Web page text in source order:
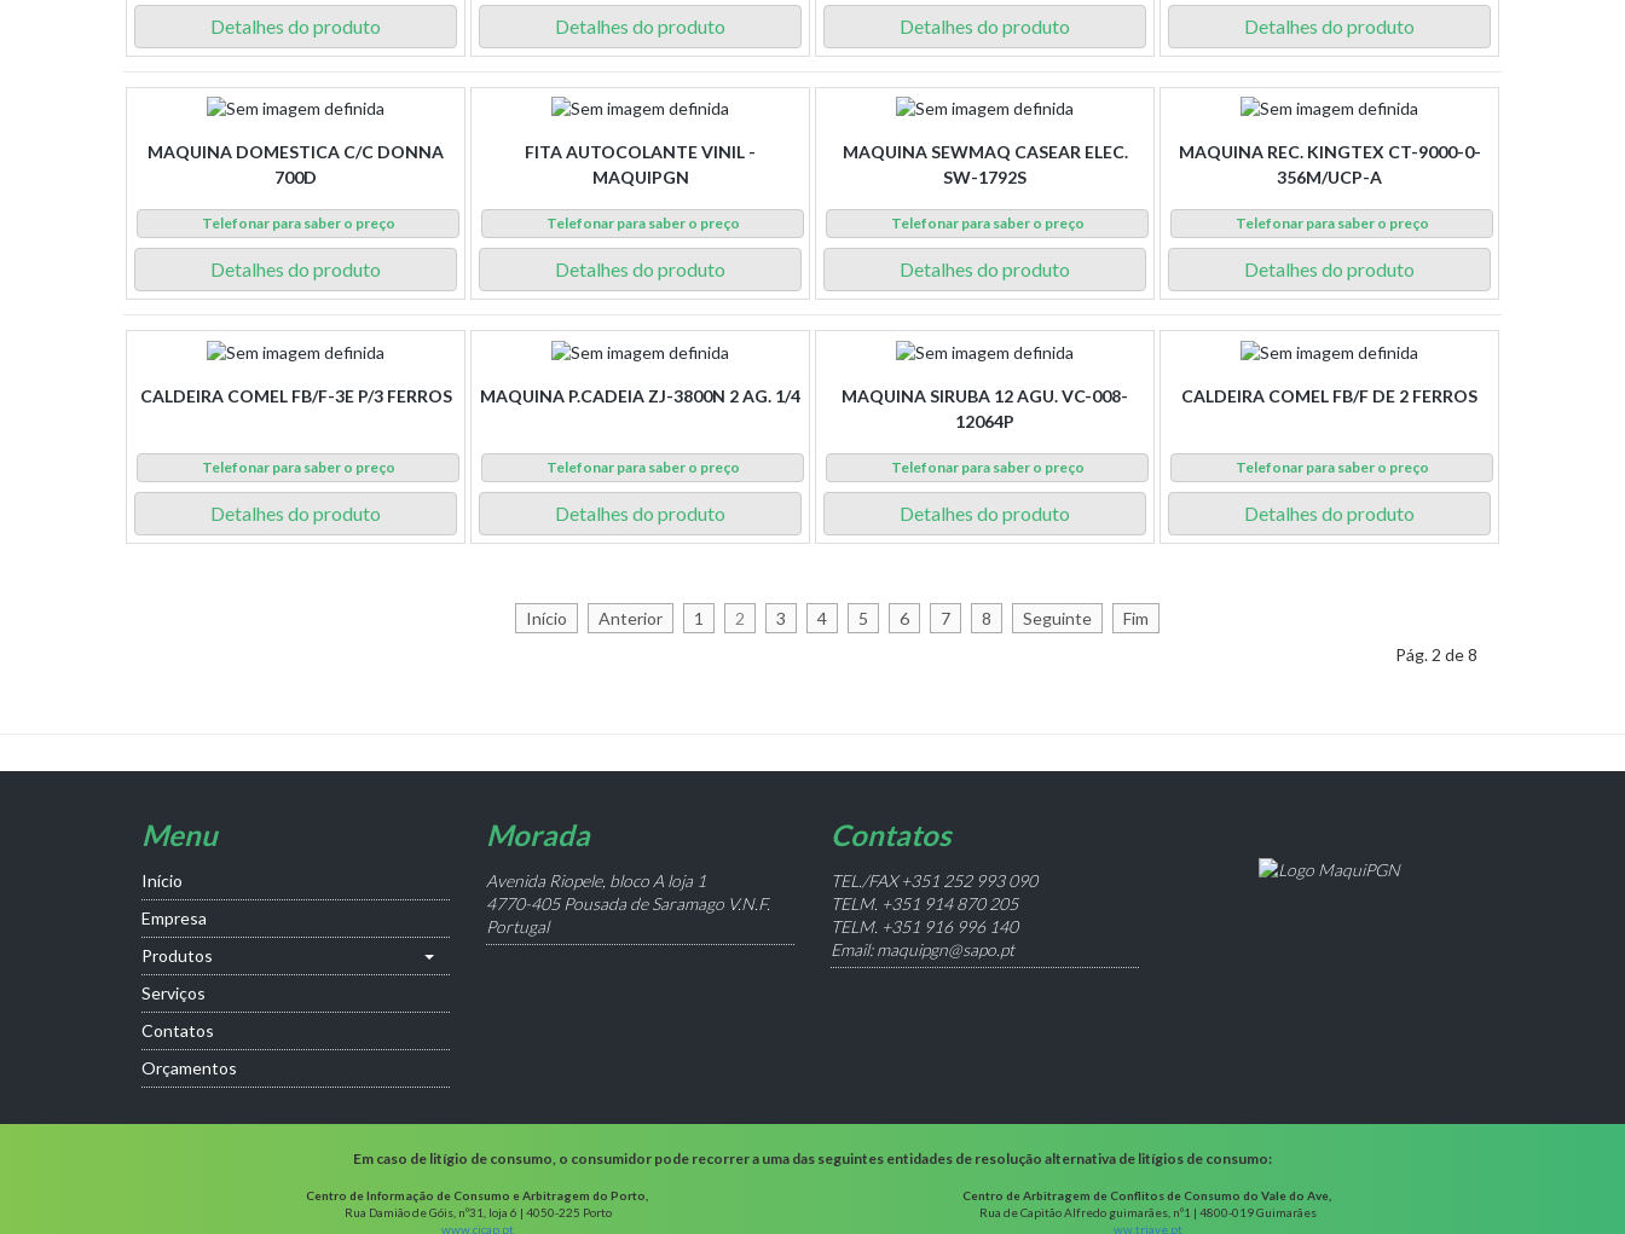
Detalhes do produto Detalhes do produto Detalhes do produto Detalhes do produto
MAQUINA DOMESTICA C/C DONNA
700D
Telefonar para saber o preço
Detalhes do produto
FITA AUTOCOLANTE VINIL -
MAQUIPGN
Telefonar para saber o preço
Detalhes do produto
MAQUINA SEWMAQ CASEAR ELEC.
SW-1792S
Telefonar para saber o preço
Detalhes do produto
MAQUINA REC. KINGTEX CT-9000-0-
356M/UCP-A
Telefonar para saber o preço
Detalhes do produto
CALDEIRA COMEL FB/F-3E P/3 FERROS
Telefonar para saber o preço
Detalhes do produto
MAQUINA P.CADEIA ZJ-3800N 2 AG. 1/4
Telefonar para saber o preço
Detalhes do produto
MAQUINA SIRUBA 12 AGU. VC-008-
12064P
Telefonar para saber o preço
Detalhes do produto
CALDEIRA COMEL FB/F DE 2 FERROS
Telefonar para saber o preço
Detalhes do produto
Início Anterior 1 2 3 4 5 6 7 8 Seguinte
Fim
Pág. 2 de 8
Menu
Início
Empresa
Produtos
Serviços
Contatos
Orçamentos
Morada
Avenida Riopele, bloco A loja 1
4770-405 Pousada de Saramago V.N.F.
Portugal
Contatos
TEL./FAX +351 252 993 090
TELM. +351 914 870 205
TELM. +351 916 996 140
Email: maquipgn@sapo.pt
Em caso de litígio de consumo, o consumidor pode recorrer a uma das seguintes entidades de resolução alternativa de litígios de consumo:
Centro de Informação de Consumo e Arbitragem do Porto,
Rua Damião de Góis, nº31, loja 6 | 4050-225 Porto
www.cicap.pt
Centro de Arbitragem de Conflitos de Consumo do Vale do Ave,
Rua de Capitão Alfredo guimarães, nº1 | 4800-019 Guimarães
ww.triave.pt